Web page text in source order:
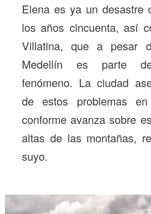
Elena es ya un desastre
los años cincuenta, así
Villatina, que a pesar
Medellín es parte
fenómeno. La ciudad
de estos problemas
conforme avanza sobre
altas de las montañas,
suyo.